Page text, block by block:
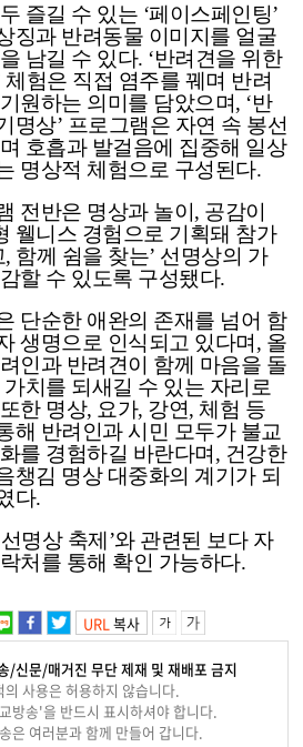
즐길 수 있는 ‘페이스페인팅’
징과 반려동물 이미지를 얼굴
남길 수 있다. ‘반려견을 위한
체험은 직접 염주를 꿰며 반려
원하는 의미를 담았으며, ‘반
명상’ 프로그램은 자연 속 봉선
호흡과 발걸음에 집중해 일상
명상적 체험으로 구성된다.
전반은 명상과 놀이, 공감이
웰니스 경험으로 기획돼 참가
함께 쉼을 찾는’ 선명상의 가
할 수 있도록 구성됐다.
단순한 애완의 존재를 넘어 함
생명으로 인식되고 있다며, 올
인과 반려견이 함께 마음을 돌
치를 되새길 수 있는 자리로
한 명상, 요가, 강연, 체험 등
해 반려인과 시민 모두가 불교
를 경험하길 바란다며, 건강한
챙김 명상 대중화의 계기가 되
다.
명상 축제’와 관련된 보다 자
처를 통해 확인 가능하다.
URL복사
/신문/매거진 무단 제재 및 재배포 금지
의 사용은 허용하지 않습니다.
방송'을 반드시 표시하셔야 합니다.
은 여러분과 함께 만들어 갑니다.